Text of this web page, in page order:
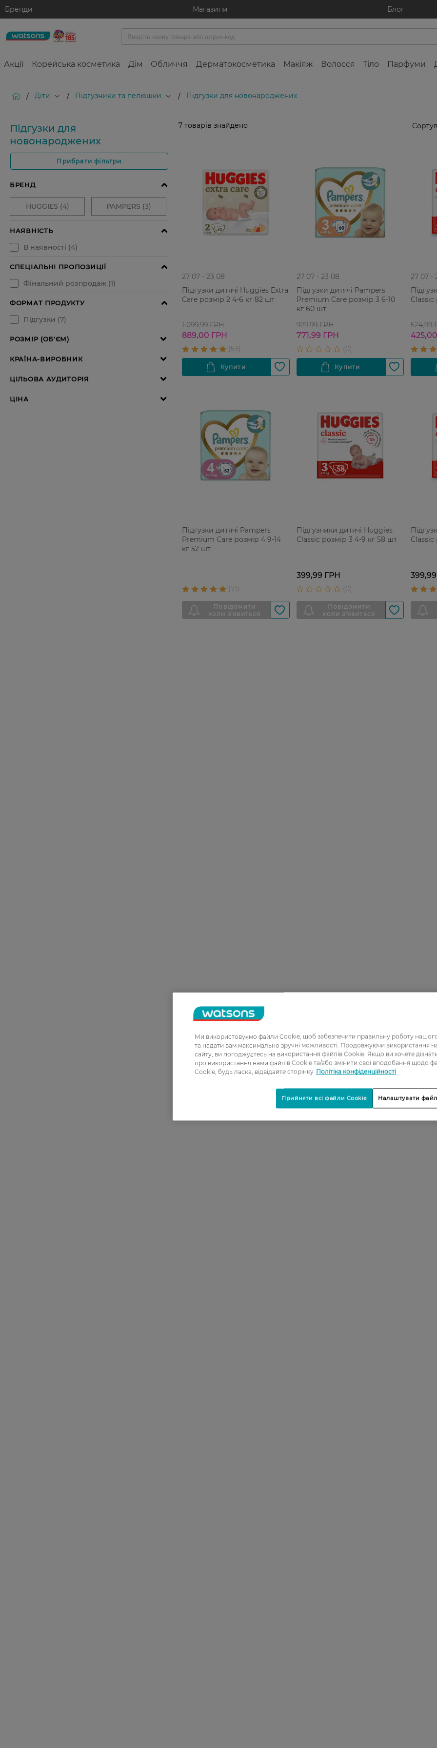
Бренди Магазини Блог
Акції Корейська косметика Дім Обличчя Дерматокосметика Макіяж Волосся Тіло Парфуми
/ Діти / Підгузники та пелюшки / Підгузки для новонароджених
Підгузки для
новонароджених
Прибрати фільтри
7 товарів знайдено
27 07 - 23 08
Підгузки дитячі Huggies Extra
Care розмір 2 4-6 кг 82 шт
1 099,99 ГРН
889,00 ГРН
27 07 - 23 08
Підгузки дитячі Pampers
Premium Care розмір 3 6-10
кг 60 шт
929,99 ГРН
771,99 ГРН
27 07 -
Classic
524,99
Підгузки дитячі Pampers
Premium Care розмір 4 9-14
кг 52 шт
Підгузники дитячі Huggies
Classic розмір 3 4-9 кг 58 шт
399,99 ГРН
Classic
Ми використовуємо файли Cookie, щоб забезпечити правильну роботу
та надати вам максимально зручні можливості. Продовжуючи використання
сайту, ви погоджуєтесь на використання файлів Cookie. Якщо ви хочете
про використання нами файлів Cookie та/або змінити свої вподобання щодо
Cookie, будь ласка, відвідайте сторінку Політіка конфіденційності
Налаштувати
Прийняти всі файли Cookie